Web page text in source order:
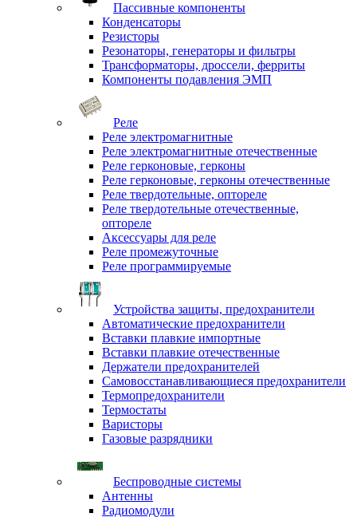
Пассивные компоненты
Конденсаторы
Резисторы
Резонаторы, генераторы и фильтры
Трансформаторы, дроссели, ферриты
Компоненты подавления ЭМП
Реле
Реле электромагнитные
Реле электромагнитные отечественные
Реле герконовые, герконы
Реле герконовые, герконы отечественные
Реле твердотельные, оптореле
Реле твердотельные отечественные,
оптореле
Аксессуары для реле
Реле промежуточные
Реле программируемые
Устройства защиты, предохранители
Автоматические предохранители
Вставки плавкие импортные
Вставки плавкие отечественные
Держатели предохранителей
Самовосстанавливающиеся предохранители
Термопредохранители
Термостаты
Варисторы
Газовые разрядники
Беспроводные системы
Антенны
Радиомодули